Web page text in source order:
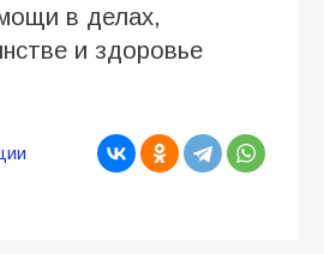
в делах,
и здоровье